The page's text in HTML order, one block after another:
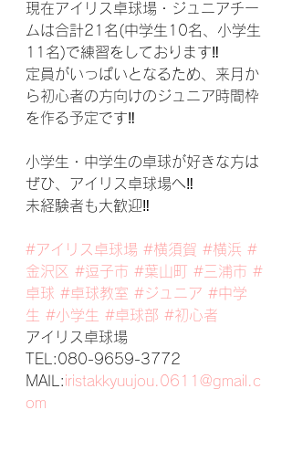
現在アイリス卓球場・ジュニアチー
ムは合計21名(中学生10名、小学生
11名)で練習をしております‼
定員がいっぱいとなるため、来月か
ら初心者の方向けのジュニア時間枠
を作る予定です‼
小学生・中学生の卓球が好きな方は
ぜひ、アイリス卓球場へ‼
未経験者も大歓迎‼
#アイリス卓球場 #横須賀 #横浜 #
金沢区 #逗子市 #葉山町 #三浦市 #
卓球 #卓球教室 #ジュニア #中学
生 #小学生 #卓球部 #初心者
アイリス卓球場
TEL:080-9659-3772
MAIL:iristakkyuujou.0611@gmail.c
om